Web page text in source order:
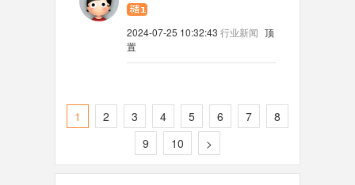
2024-07-25 10:32:43 行业新闻 顶
置
1 2 3 4 5 6 7
8
9
10 >